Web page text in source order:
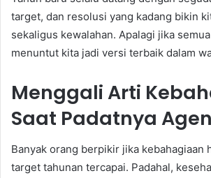
target, dan resolusi yang kadang bikin
sekaligus kewalahan. Apalagi jika
menuntut kita jadi versi terbaik dalam
Menggali Arti
Saat Padatnya
Banyak orang berpikir jika kebahagiaan
target tahunan tercapai. Padahal,